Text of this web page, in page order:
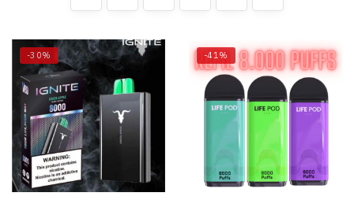
-30% -41%